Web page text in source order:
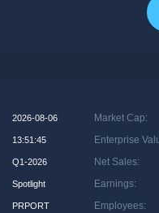
2026-08-06
13:51:45
Q1-2026
Spotlight
PRPORT
Market Cap:
Enterprise
Net Sales:
Earnings:
Employees: